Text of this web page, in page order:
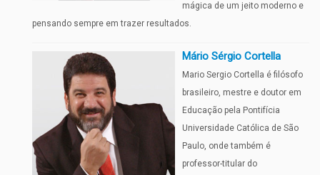
mágica de um jeito moderno e
pensando sempre em trazer resultados.
Mário Sérgio Cortella
Mario Sergio Cortella é filósofo
brasileiro, mestre e doutor em
Educação pela Pontifícia
Universidade Católica de São
Paulo, onde também é
professor-titular do